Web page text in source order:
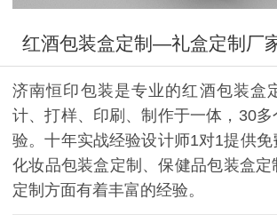
红酒包装盒定制—礼盒定制厂
济南恒印包装是专业的红酒包装盒
计、打样、印刷、制作于一体，30
验。十年实战经验设计师1对1提供
化妆品包装盒定制、保健品包装盒定
定制方面有着丰富的经验。